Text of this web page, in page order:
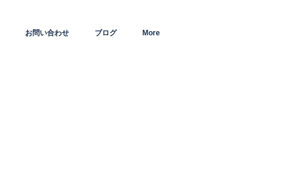
お問い合わせ ブログ More